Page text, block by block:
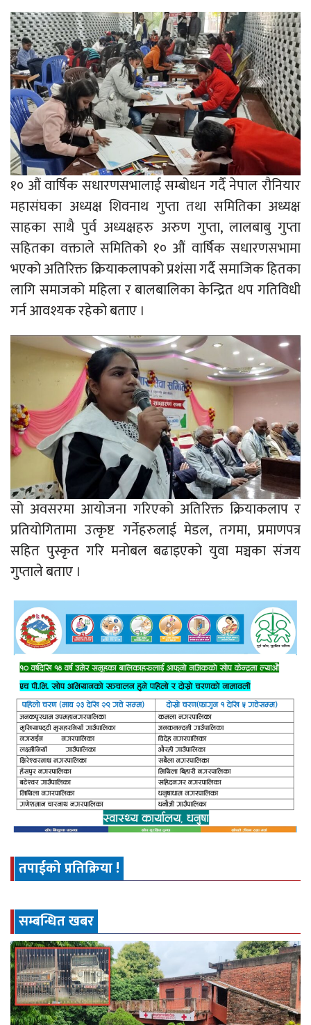
१० औं वार्षिक सधारणसभालाई सम्बोधन गर्दै नेपाल रौनियार
महासंघका अध्यक्ष शिवनाथ गुप्ता तथा समितिका अध्यक्ष
साहका साथै पुर्व अध्यक्षहरु अरुण गुप्ता, लालबाबु गुप्ता
सहितका वक्ताले समितिको १० औं वार्षिक सधारणसभामा
भएको अतिरिक्त क्रियाकलापको प्रशंसा गर्दै समाजिक हितका
लागि समाजको महिला र बालबालिका केन्द्रित थप गतिविधी
गर्न आवश्यक रहेको बताए ।
सो अवसरमा आयोजना गरिएको अतिरिक्त क्रियाकलाप र
प्रतियोगितामा उत्कृष्ट गर्नेहरुलाई मेडल, तगमा, प्रमाणपत्र
सहित पुस्कृत गरि मनोबल बढाइएको युवा मञ्चका संजय
गुप्ताले बताए ।
तपाईको प्रतिक्रिया !
सम्बन्धित खबर